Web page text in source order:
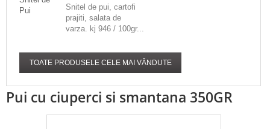
Snitel de pui, cartofi
prajiti, salata de
varza. kj 946 / 100gr...
TOATE PRODUSELE CELE MAI VÂNDUTE
Pui cu ciuperci si smantana 350GR